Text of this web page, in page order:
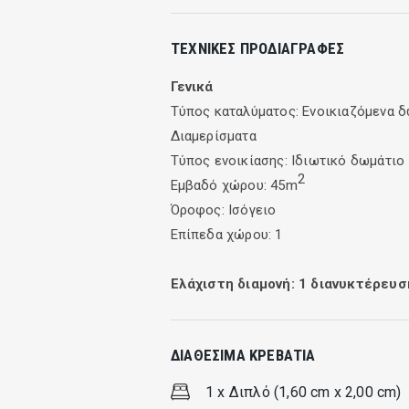
four brand new apartments for up to
Our spaces offer relaxation and a
waiting for you for family and group
ΤΕΧΝΙΚΈΣ ΠΡΟΔΙΑΓΡΑΦΈΣ
Γενικά
Τύπος καταλύματος: Ενοικιαζόμενα
Διαμερίσματα
Τύπος ενοικίασης: Ιδιωτικό δωμάτιο
Εμβαδό χώρου: 45m2
Όροφος: Ισόγειο
Επίπεδα χώρου: 1
Ελάχιστη διαμονή: 1
ΔΙΑΘΈΣΙΜΑ ΚΡΕΒΆΤΙΑ
1 x Διπλό (1,60 cm x 2,00 cm)